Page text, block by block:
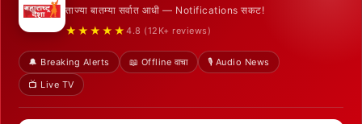
ताज्या बातम्या सर्वात आधी — Notifications सकट!
★★★★★ 4.8 (12K+ reviews)
🔔 Breaking Alerts 📖 Offline वाचा
🎙️ Audio News
📺 Live TV